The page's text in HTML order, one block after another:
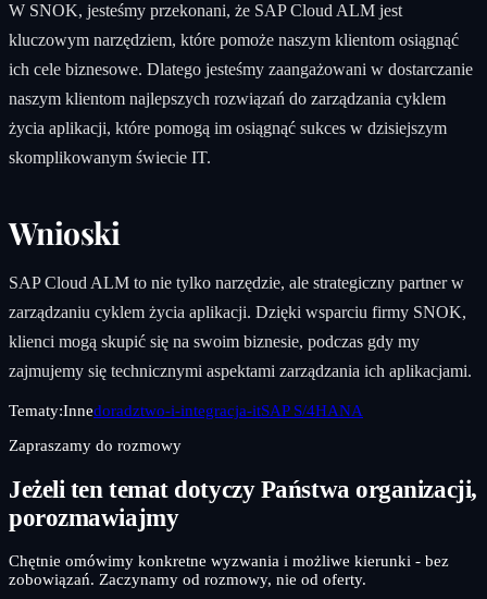
W SNOK, jesteśmy przekonani, że SAP Cloud ALM jest
kluczowym narzędziem, które pomoże naszym klientom osiągnąć
ich cele biznesowe. Dlatego jesteśmy zaangażowani w dostarczanie
naszym klientom najlepszych rozwiązań do zarządzania cyklem
życia aplikacji, które pomogą im osiągnąć sukces w dzisiejszym
skomplikowanym świecie IT.
Wnioski
SAP Cloud ALM to nie tylko narzędzie, ale strategiczny partner w
zarządzaniu cyklem życia aplikacji. Dzięki wsparciu firmy SNOK,
klienci mogą skupić się na swoim biznesie, podczas gdy my
zajmujemy się technicznymi aspektami zarządzania ich aplikacjami.
Tematy:Innedoradztwo-i-integracja-itSAP S/4HANA
Zapraszamy do rozmowy
Jeżeli ten temat dotyczy Państwa organizacji,
porozmawiajmy
Chętnie omówimy konkretne wyzwania i możliwe kierunki - bez
zobowiązań. Zaczynamy od rozmowy, nie od oferty.